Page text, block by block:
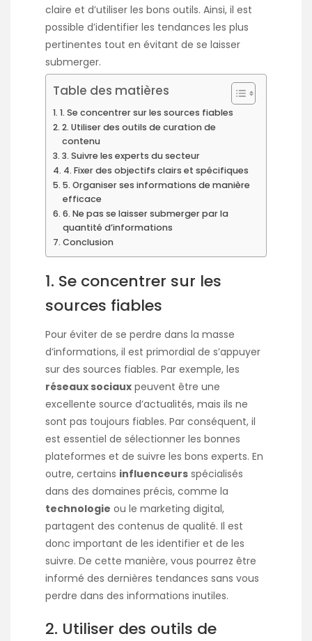
claire et d’utiliser les bons outils. Ainsi, il est
possible d’identifier les tendances les plus
pertinentes tout en évitant de se laisser
submerger.
Table des matières
1. Se concentrer sur les sources fiables
2. Utiliser des outils de curation de
contenu
3. Suivre les experts du secteur
4. Fixer des objectifs clairs et spécifiques
5. Organiser ses informations de manière
efficace
6. Ne pas se laisser submerger par la
quantité d’informations
Conclusion
1. Se concentrer sur les
sources fiables
Pour éviter de se perdre dans la masse
d’informations, il est primordial de s’appuyer
sur des sources fiables. Par exemple, les
réseaux sociaux peuvent être une
excellente source d’actualités, mais ils ne
sont pas toujours fiables. Par conséquent, il
est essentiel de sélectionner les bonnes
plateformes et de suivre les bons experts. En
outre, certains influenceurs spécialisés
dans des domaines précis, comme la
technologie ou le marketing digital,
partagent des contenus de qualité. Il est
donc important de les identifier et de les
suivre. De cette manière, vous pourrez être
informé des dernières tendances sans vous
perdre dans des informations inutiles.
2. Utiliser des outils de